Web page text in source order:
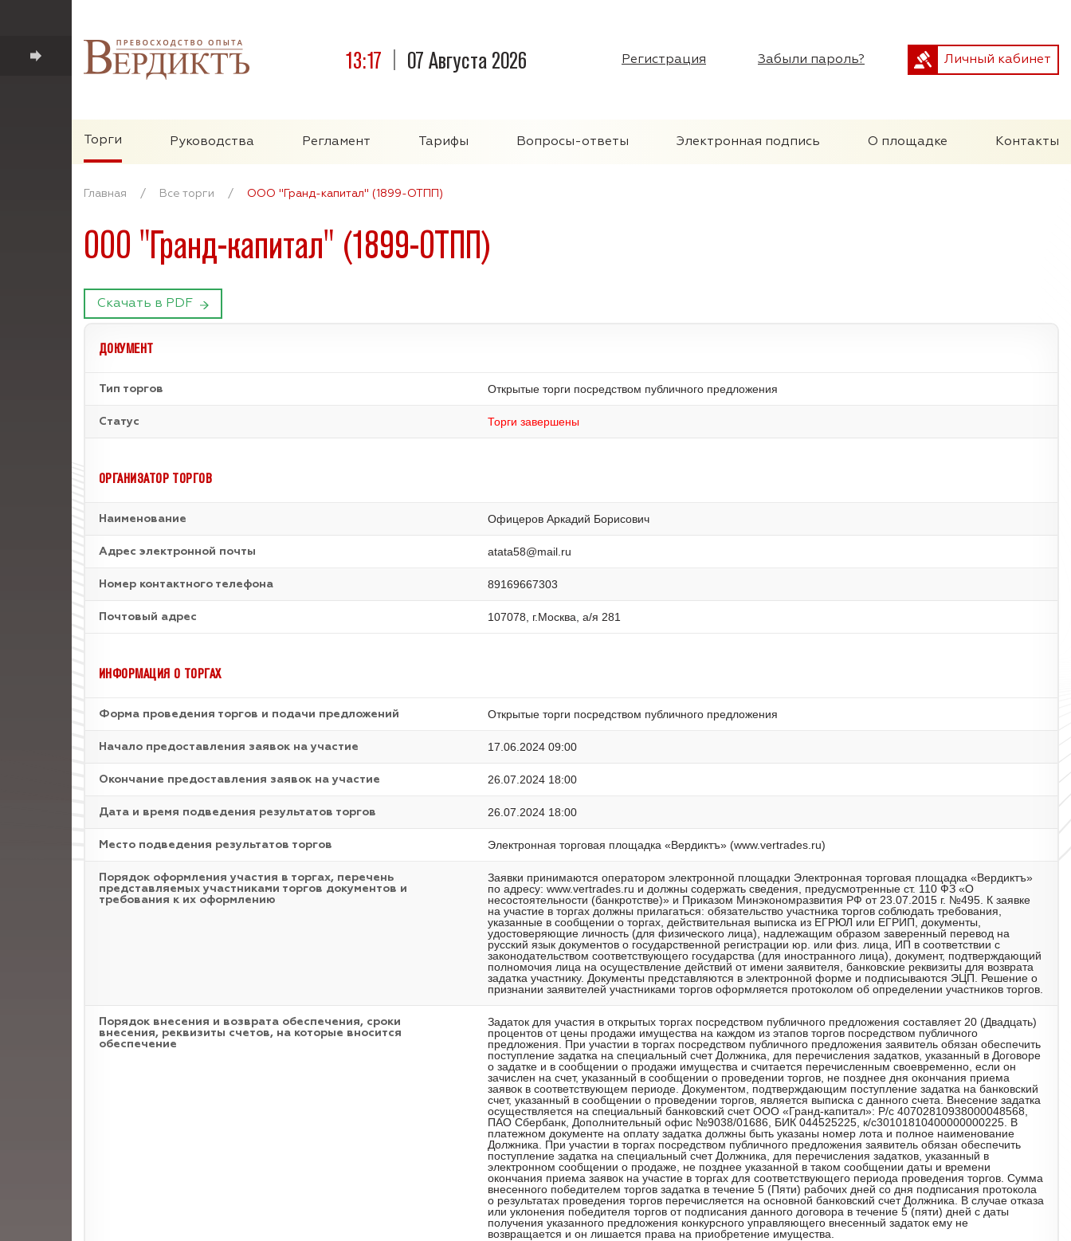
13:17 07 Августа 2026 Регистрация Забыли пароль? Личный кабинет
Торги Руководства Регламент Тарифы Вопросы-ответы Электронная подпись О площадке Контакты
Главная / Все торги / ООО "Гранд-капитал" (1899-ОТПП)
ООО "Гранд-капитал" (1899-ОТПП)
Скачать в PDF
ДОКУМЕНТ
Тип торгов Открытые торги посредством публичного предложения
Статус Торги завершены
ОРГАНИЗАТОР ТОРГОВ
Наименование Офицеров Аркадий Борисович
Адрес электронной почты atata58@mail.ru
Номер контактного телефона 89169667303
Почтовый адрес 107078, г.Москва, а/я 281
ИНФОРМАЦИЯ О ТОРГАХ
Форма проведения торгов и подачи предложений Открытые торги посредством публичного предложения
Начало предоставления заявок на участие 17.06.2024 09:00
Окончание предоставления заявок на участие 26.07.2024 18:00
Дата и время подведения результатов торгов 26.07.2024 18:00
Место подведения результатов торгов Электронная торговая площадка «Вердиктъ» (www.vertrades.ru)
Порядок оформления участия в торгах, перечень
представляемых участниками торгов документов и
требования к их оформлению
Заявки принимаются оператором электронной площадки Электронная торговая площадка «Вердиктъ»
по адресу: www.vertrades.ru и должны содержать сведения, предусмотренные ст. 110 ФЗ «О
несостоятельности (банкротстве)» и Приказом Минэкономразвития РФ от 23.07.2015 г. №495. К заявке
на участие в торгах должны прилагаться: обязательство участника торгов соблюдать требования,
указанные в сообщении о торгах, действительная выписка из ЕГРЮЛ или ЕГРИП, документы,
удостоверяющие личность (для физического лица), надлежащим образом заверенный перевод на
русский язык документов о государственной регистрации юр. или физ. лица, ИП в соответствии с
законодательством соответствующего государства (для иностранного лица), документ, подтверждающий
полномочия лица на осуществление действий от имени заявителя, банковские реквизиты для возврата
задатка участнику. Документы представляются в электронной форме и подписываются ЭЦП. Решение о
признании заявителей участниками торгов оформляется протоколом об определении участников торгов.
Порядок внесения и возврата обеспечения, сроки
внесения, реквизиты счетов, на которые вносится
обеспечение
Задаток для участия в открытых торгах посредством публичного предложения составляет 20 (Двадцать)
процентов от цены продажи имущества на каждом из этапов торгов посредством публичного
предложения. При участии в торгах посредством публичного предложения заявитель обязан обеспечить
поступление задатка на специальный счет Должника, для перечисления задатков, указанный в Договоре
о задатке и в сообщении о продажи имущества и считается перечисленным своевременно, если он
зачислен на счет, указанный в сообщении о проведении торгов, не позднее дня окончания приема
заявок в соответствующем периоде. Документом, подтверждающим поступление задатка на банковский
счет, указанный в сообщении о проведении торгов, является выписка с данного счета. Внесение задатка
осуществляется на специальный банковский счет ООО «Гранд-капитал»: Р/с 40702810938000048568,
ПАО Сбербанк, Дополнительный офис №9038/01686, БИК 044525225, к/с30101810400000000225. В
платежном документе на оплату задатка должны быть указаны номер лота и полное наименование
Должника. При участии в торгах посредством публичного предложения заявитель обязан обеспечить
поступление задатка на специальный счет Должника, для перечисления задатков, указанный в
электронном сообщении о продаже, не позднее указанной в таком сообщении даты и времени
окончания приема заявок на участие в торгах для соответствующего периода проведения торгов. Сумма
внесенного победителем торгов задатка в течение 5 (Пяти) рабочих дней со дня подписания протокола
о результатах проведения торгов перечисляется на основной банковский счет Должника. В случае отказа
или уклонения победителя торгов от подписания данного договора в течение 5 (пяти) дней с даты
получения указанного предложения конкурсного управляющего внесенный задаток ему не
возвращается и он лишается права на приобретение имущества.